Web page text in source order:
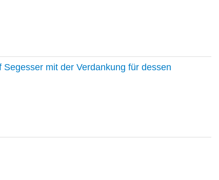
mit der Verdankung für dessen